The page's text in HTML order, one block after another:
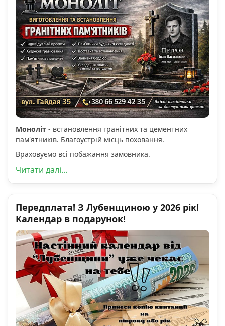
Моноліт - встановлення гранітних та цементних
пам'ятників. Благоустрій місць поховання.
Враховуємо всі побажання замовника.
Читати далі...
Передплата! З Лубенщиною у 2026 рік!
Календар в подарунок!